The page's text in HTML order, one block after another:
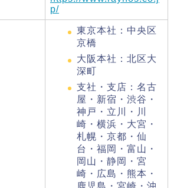
p/
東京本社：中央区
京橋
大阪本社：北区大
深町
支社・支店： 名古
屋・新宿・渋谷・
神戸・立川・川
崎・横浜・大宮・
札幌・京都・仙
台・福岡・富山・
岡山・静岡・宮
崎・広島・熊本・
鹿児島・宮崎・沖